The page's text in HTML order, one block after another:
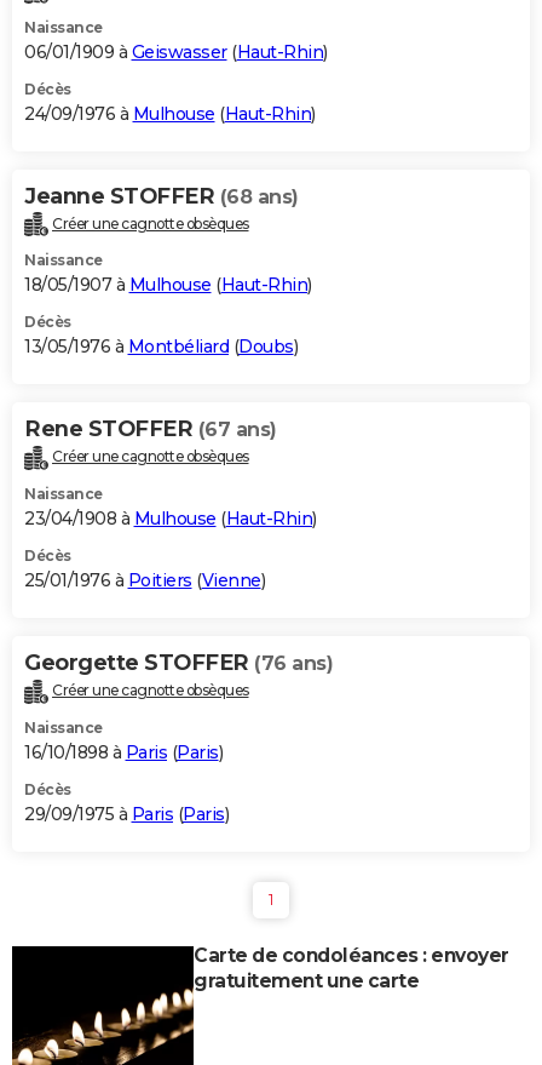
Naissance
06/01/1909 à Geiswasser(Haut-Rhin)
Décès
24/09/1976 à Mulhouse (Haut-Rhin)
Jeanne STOFFER (68 ans)
Créer une cagnotte obsèques
Naissance
18/05/1907 à Mulhouse (Haut-Rhin)
Décès
13/05/1976 à Montbéliard (Doubs)
Rene STOFFER (67 ans)
Créer une cagnotte obsèques
Naissance
23/04/1908 à Mulhouse (Haut-Rhin)
Décès
25/01/1976 à Poitiers (Vienne)
Georgette STOFFER (76 ans)
Créer une cagnotte obsèques
Naissance
16/10/1898 à Paris (Paris)
Décès
29/09/1975 à Paris (Paris)
1
Carte de condoléances : envoyer
gratuitement une carte